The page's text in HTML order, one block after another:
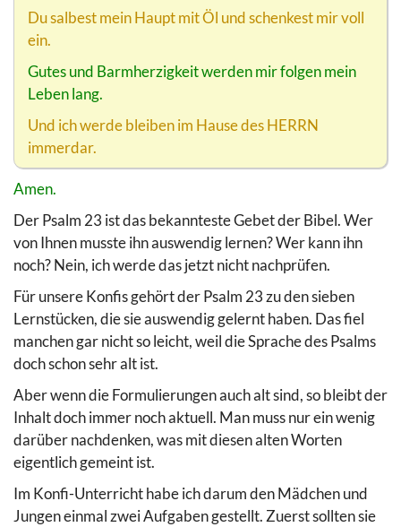
Du salbest mein Haupt mit Öl und schenkest mir voll
ein.
Gutes und Barmherzigkeit werden mir folgen mein
Leben lang.
Und ich werde bleiben im Hause des HERRN
immerdar.
Amen.
Der Psalm 23 ist das bekannteste Gebet der Bibel. Wer
von Ihnen musste ihn auswendig lernen? Wer kann ihn
noch? Nein, ich werde das jetzt nicht nachprüfen.
Für unsere Konfis gehört der Psalm 23 zu den sieben
Lernstücken, die sie auswendig gelernt haben. Das fiel
manchen gar nicht so leicht, weil die Sprache des Psalms
doch schon sehr alt ist.
Aber wenn die Formulierungen auch alt sind, so bleibt der
Inhalt doch immer noch aktuell. Man muss nur ein wenig
darüber nachdenken, was mit diesen alten Worten
eigentlich gemeint ist.
Im Konfi-Unterricht habe ich darum den Mädchen und
Jungen einmal zwei Aufgaben gestellt. Zuerst sollten sie